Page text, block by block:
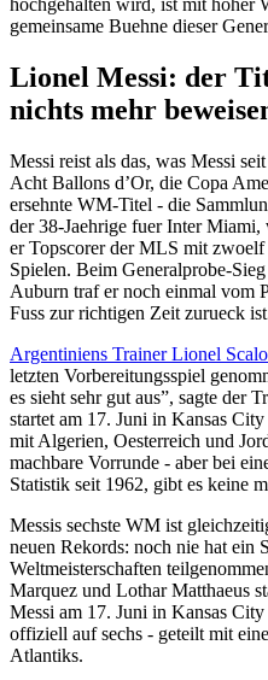
hochgehalten wird, ist mit hoher
gemeinsame Buehne dieser
Lionel Messi: der
nichts mehr
Messi reist als das, was Messi
Acht Ballons d’Or, die Copa
ersehnte WM-Titel - die
der 38-Jaehrige fuer Inter
er Topscorer der MLS mit
Spielen. Beim Generalprobe-
Auburn traf er noch einmal vom
Fuss zur richtigen Zeit zurueck
Argentiniens Trainer Lionel
letzten Vorbereitungsspiel
es sieht sehr gut aus”, sagte der
startet am 17. Juni in Kansas
mit Algerien, Oesterreich und
machbare Vorrunde - aber bei
Statistik seit 1962, gibt es keine
Messis sechste WM ist
neuen Rekords: noch nie hat ein
Weltmeisterschaften
Marquez und Lothar Matthaeus
Messi am 17. Juni in Kansas
offiziell auf sechs - geteilt mit
Atlantiks.